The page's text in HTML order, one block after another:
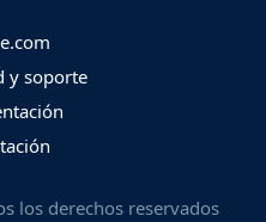
y soporte
los derechos reservados